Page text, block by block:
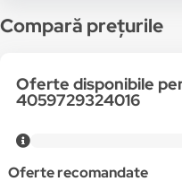
Compară prețurile
Oferte disponibile
4059729324016
Oferte recomandate